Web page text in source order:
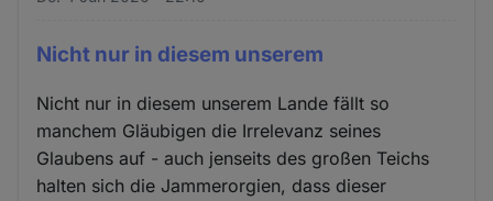
Nicht nur in diesem unserem
Nicht nur in diesem unserem Lande fällt so
manchem Gläubigen die Irrelevanz seines
Glaubens auf - auch jenseits des großen Teichs
halten sich die Jammerorgien, dass dieser